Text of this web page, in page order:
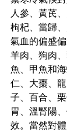
人參、黃芪
枸杞、當歸
氣血的偏盛
羊肉、狗肉
魚、甲魚和
仁、大棗、
子、百合、
胃、溫腎陽
效。當然對